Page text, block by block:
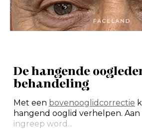
De hangende
behandeling
Met een bovenooglidcorrectie
hangend ooglid verhelpen.
ingreep word...